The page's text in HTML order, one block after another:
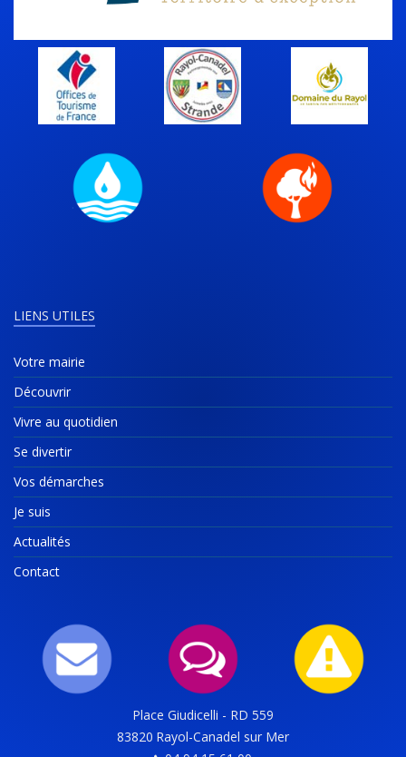
LIENS UTILES
Votre mairie
Découvrir
Vivre au quotidien
Se divertir
Vos démarches
Je suis
Actualités
Contact
Place Giudicelli - RD 559
83820 Rayol-Canadel sur Mer